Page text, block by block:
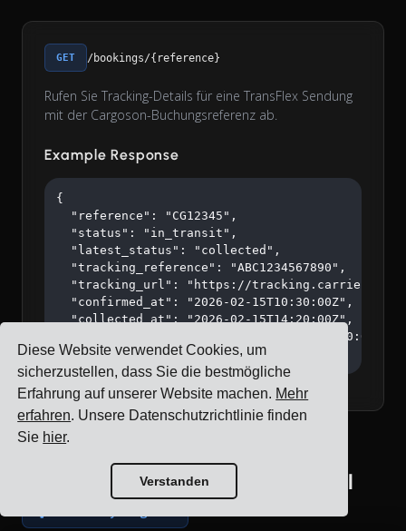
Diese Website verwendet Cookies, um
sicherzustellen, dass Sie die bestmögliche
Erfahrung auf unserer Website machen. Mehr
erfahren. Unsere Datenschutzrichtlinie finden
Sie hier.
Verstanden
GET /bookings/{reference}
Rufen Sie Tracking-Details für eine TransFlex Sendung
mit der Cargoson-Buchungsreferenz ab.
Example Response
{
  "reference": "CG12345",
  "status": "in_transit",
  "latest_status": "collected",
  "tracking_reference": "ABC1234567890",
"tracking_url": "https://
  "confirmed_at": "2026-02-15T10:30:00Z",
  "collected_at": "2026-02-15T14:20:00Z",
  "estimated_delivery": "2026-02-18T16:00:00Z"
}
TransFlex Retourenetiketten-API